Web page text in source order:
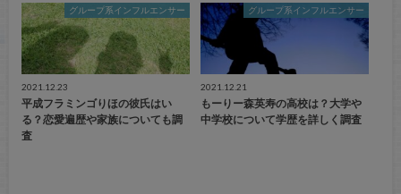
グループ系インフルエンサー
2021.12.23
平成フラミンゴりほの彼氏はい
る？恋愛遍歴や家族についても調
査
グループ系インフルエンサー
2021.12.21
もーりー森英寿の高校は？大学や
中学校について学歴を詳しく調査